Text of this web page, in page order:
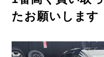
たお願いします